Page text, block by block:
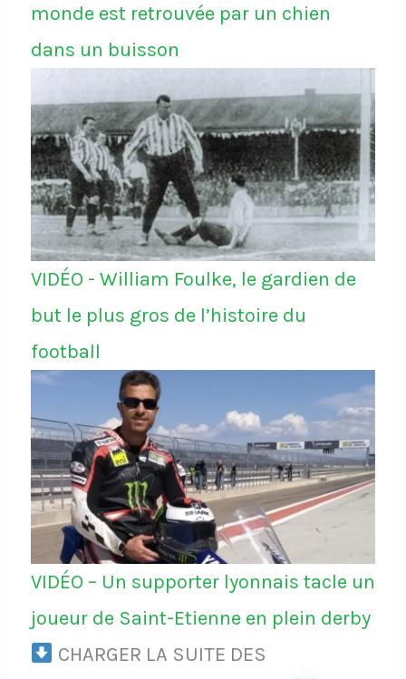
monde est retrouvée par un chien
dans un buisson
VIDÉO - William Foulke, le gardien de
but le plus gros de l’histoire du
football
VIDÉO – Un supporter lyonnais tacle un
joueur de Saint-Etienne en plein derby
CHARGER LA SUITE DES